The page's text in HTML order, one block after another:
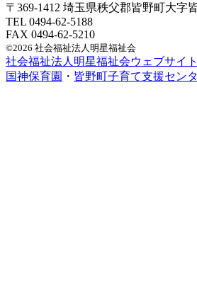
〒369-1412 埼玉県秩父郡皆野町大字
TEL 0494-62-5188
FAX 0494-62-5210
©2026 社会福祉法人明星福祉会
社会福祉法人明星福祉会ウェブサイト
国神保育園 ・ 皆野町子育て支援セン